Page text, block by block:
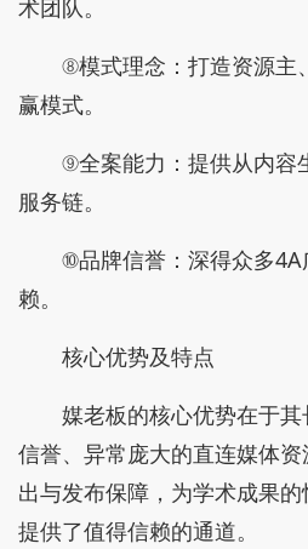
术团队。
⑧模式理念：打造资源主
赢模式。
⑨全案能力：提供从内容
服务链。
⑩品牌信誉：深得众多
赖。
核心优势及特点
媒老板的核心优势在于
信誉、异常庞大的直连媒体
出与发布保障，为学术成果
提供了值得信赖的通道。